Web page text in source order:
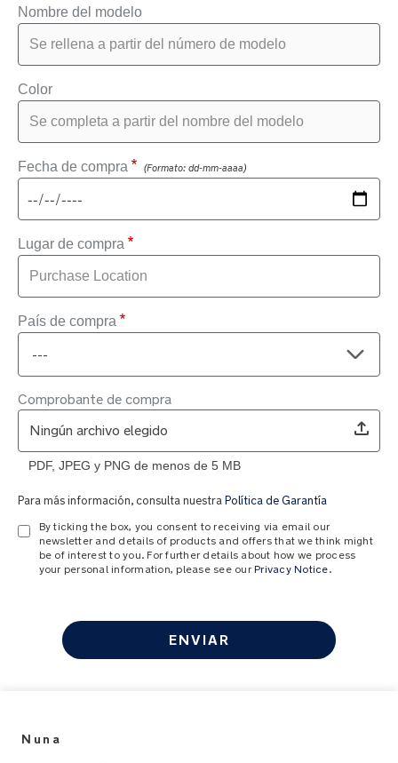
Nombre del modelo
Color
Fecha de compra (Formato: dd-mm-aaaa)
Lugar de compra
País de compra
Comprobante de compra
Ningún archivo elegido
PDF, JPEG y PNG de menos de 5 MB
Para más información, consulta nuestraPolítica de Garantía
By ticking the box, you consent to receiving via email our
newsletter and details of products and offers that we think might
be of interest to you. For further details about how we process
your personal information, please see ourPrivacy Notice.
ENVIAR
Nuna